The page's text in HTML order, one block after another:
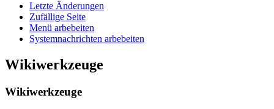
Letzte Änderungen
Zufällige Seite
Menü arbebeiten
Systemnachrichten arbebeiten
Wikiwerkzeuge
Wikiwerkzeuge